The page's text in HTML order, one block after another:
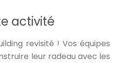
activité
revisité ! Vos équipes
leur radeau avec les